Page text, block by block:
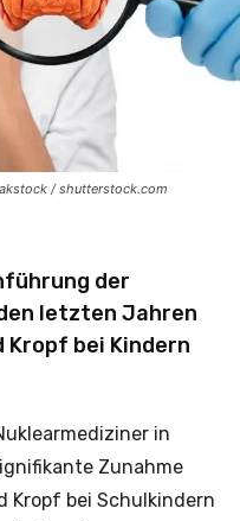
/ shutterstock.com
der
letzten Jahren
Kropf bei Kindern
in
Zunahme
Kropf bei Schulkindern